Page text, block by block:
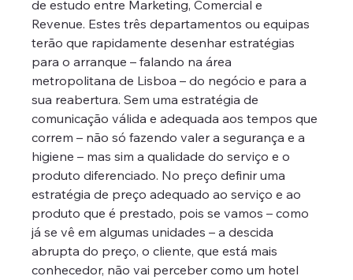
de estudo entre Marketing, Comercial e
Revenue. Estes três departamentos ou equipas
terão que rapidamente desenhar estratégias
para o arranque – falando na área
metropolitana de Lisboa – do negócio e para a
sua reabertura. Sem uma estratégia de
comunicação válida e adequada aos tempos que
correm – não só fazendo valer a segurança e a
higiene – mas sim a qualidade do serviço e o
produto diferenciado. No preço definir uma
estratégia de preço adequado ao serviço e ao
produto que é prestado, pois se vamos – como
já se vê em algumas unidades – a descida
abrupta do preço, o cliente, que está mais
conhecedor, não vai perceber como um hotel